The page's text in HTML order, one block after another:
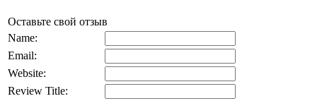
Оставьте свой отзыв
Name:
Email:
Website:
Review Title: